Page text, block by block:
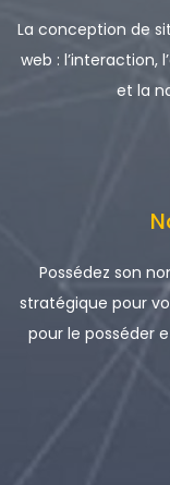
La conception de
web : l’interaction,
et la
Possédez son
stratégique pour
pour le posséder